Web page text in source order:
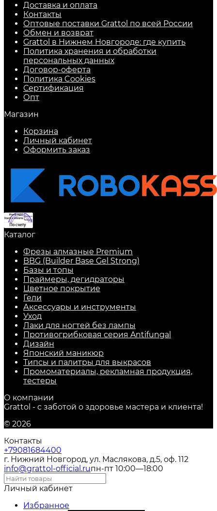
Доставка и оплата
Контакты
Оптовые поставки Grattol по всей России
Обмен и возврат
Grattol в Нижнем Новгороде: где купить
Политика хранения и обработки
персональных данных
Договор-оферта
Политика Cookies
Сертификация
Опт
Магазин
Корзина
Личный кабинет
Оформить заказ
Каталог
Фрезы алмазные Premium
BBG (Builder Base Gel Strong)
Базы и топы
Праймеры, дегидраторы
Цветное покрытие
Гели
Аксессуары и инструменты
Уход
Лаки для ногтей без лампы
Противогрибковая серия Antifungal
Дизайн
Японский маникюр
Типсы и палитры для выкрасов
Промоматериалы, рекламная продукция,
тестеры
О компании
Grattol - с заботой о здоровье мастера и клиента!
© 2026
Контакты
+79081684400
г. Нижний Новгород, ул. Маслякова, д.5, оф. 112
info@grattol-official.ruпн-пт 10:00—18:00
Личный кабинет
Избранное